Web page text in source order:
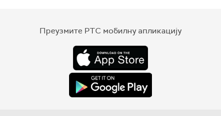
Преузмите РТС мобилну апликацију